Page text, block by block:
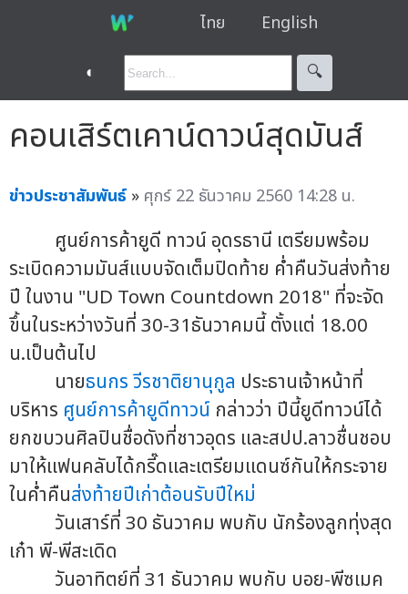
ไทย English
◐ 🔍︎
คอนเสิร์ตเคาน์ดาวน์สุดมันส์
ข่าวประชาสัมพันธ์ » ศุกร์ 22 ธันวาคม 2560 14:28 น.
ศูนย์การค้ายูดี ทาวน์ อุดรธานี เตรียมพร้อม
ระเบิดความมันส์แบบจัดเต็มปิดท้าย ค่ำคืนวันส่งท้าย
ปี ในงาน "UD Town Countdown 2018" ที่จะจัด
ขึ้นในระหว่างวันที่ 30-31ธันวาคมนี้ ตั้งแต่ 18.00
น.เป็นต้นไป
นายธนกร วีรชาติยานุกูล ประธานเจ้าหน้าที่
บริหาร ศูนย์การค้ายูดีทาวน์ กล่าวว่า ปีนี้ยูดีทาวน์ได้
ยกขบวนศิลปินชื่อดังที่ชาวอุดร และสปป.ลาวชื่นชอบ
มาให้แฟนคลับได้กรี๊ดและเตรียมแดนซ์กันให้กระจาย
ในค่ำคืนส่งท้ายปีเก่าต้อนรับปีใหม่
วันเสาร์ที่ 30 ธันวาคม พบกับ นักร้องลูกทุ่งสุด
เก๋า พี-พีสะเดิด
วันอาทิตย์ที่ 31 ธันวาคม พบกับ บอย-พีซเมค